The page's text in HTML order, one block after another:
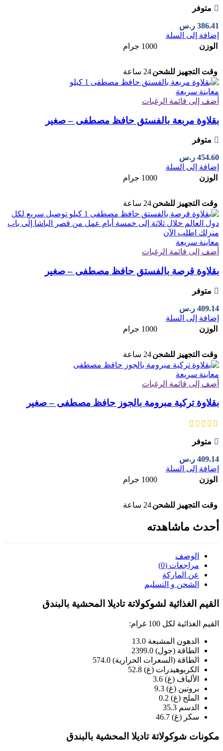
متوفر
386.41 ر.س
إضافة إلى السلة
الوزن
1000 جرام
وقت التجهيز للشحن24 ساعة
معاينة سريعة
أضف إلى قائمة الرغبات
بقلاوة مربعة بالفستق حافظ مصطفى – صغير
متوفر
454.60 ر.س
إضافة إلى السلة
الوزن
1000 جرام
وقت التجهيز للشحن24 ساعة
معاينة سريعة
أضف إلى قائمة الرغبات
بقلاوة قرصة بالفستق حافظ مصطفى – صغير
متوفر
409.14 ر.س
إضافة إلى السلة
الوزن
1000 جرام
وقت التجهيز للشحن24 ساعة
معاينة سريعة
أضف إلى قائمة الرغبات
بقلاوة تركية مبرومة بالجوز حافظ مصطفى – صغير
متوفر
409.14 ر.س
إضافة إلى السلة
الوزن
1000 جرام
وقت التجهيز للشحن24 ساعة
أحدث ماشاهدته
الوصف
مراجعات (0)
عن الماركة
الشحن و التسليم
القيم الغذائية لشوكولاتة تاديلا المحشية بالبندق
القيم الغذائية لكل 100 غرام:
الدهون المشبعة 13.0
الطاقة (جول) 2399.0
الطاقة (السعرات الحرارية) 574.0
الكربوهيدرات (غ) 52.8
الألياف (غ) 3.6
بروتين (غ) 9.3
الملح (غ) 0.2
الدسم 35.3
سكر (غ) 46.7
مكونات شوكولاتة تاديلا المحشية بالبندق